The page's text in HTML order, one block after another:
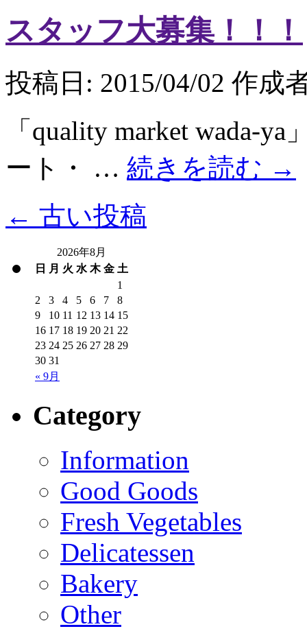
スタッフ大募集！！！
投稿日: 2015/04/02 作成
「quality market wada-
ート・ … 続きを読む →
← 古い投稿
2026年8月
日
月 火 水 木 金 土
« 9月
1
2
3 4 5 6 7
8
9
10 11 12 13 14 15
16 17 18 19 20 21 22
23 24 25 26 27 28 29
30 31
Category
Information
Good Goods
Fresh Vegetables
Delicatessen
Bakery
Other